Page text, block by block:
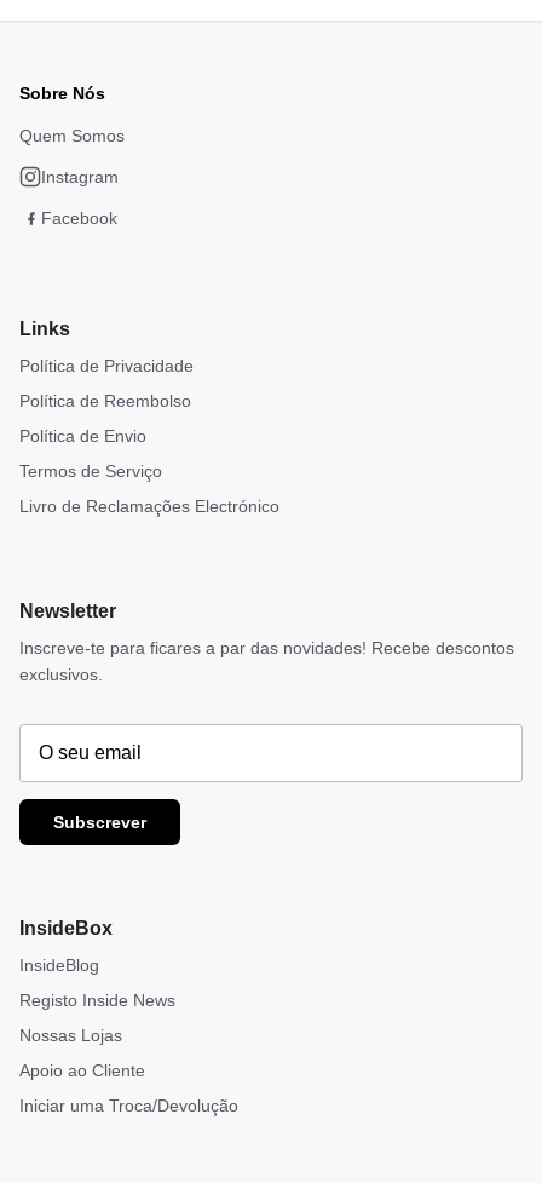
Sobre Nós
Quem Somos
Instagram
Facebook
Links
Política de Privacidade
Política de Reembolso
Política de Envio
Termos de Serviço
Livro de Reclamações Electrónico
Newsletter
Inscreve-te para ficares a par das novidades! Recebe descontos
exclusivos.
Subscrever
InsideBox
InsideBlog
Registo Inside News
Nossas Lojas
Apoio ao Cliente
Iniciar uma Troca/Devolução